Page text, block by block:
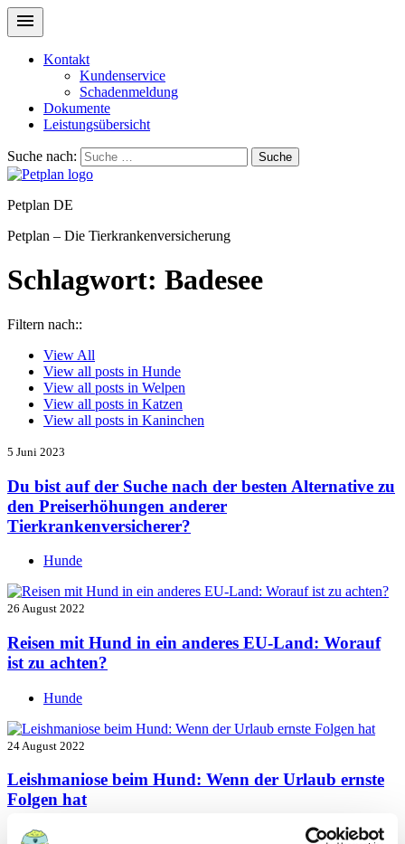
Kontakt
Kundenservice
Schadenmeldung
Dokumente
Leistungsübersicht
Suche nach: Suche
Petplan DE
Petplan – Die Tierkrankenversicherung
Schlagwort: Badesee
Filtern nach::
View All
View all posts in Hunde
View all posts in Welpen
View all posts in Katzen
View all posts in Kaninchen
5 Juni 2023
Du bist auf der Suche nach der besten Alternative zu
den Preiserhöhungen anderer
Tierkrankenversicherer?
Hunde
26 August 2022
Reisen mit Hund in ein anderes EU-Land: Worauf
ist zu achten?
Hunde
24 August 2022
Leishmaniose beim Hund: Wenn der Urlaub ernste
Folgen hat
Hunde